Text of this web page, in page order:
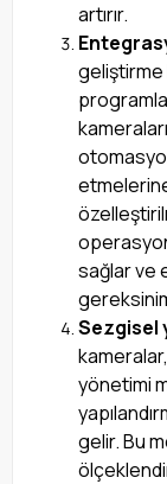
artırır.
geliştirme
sağlar ve
Sezgisel
yönetimi
gelir. Bu